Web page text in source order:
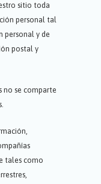
sitio toda
personal tal
personal y de
postal y
no se comparte
tales como